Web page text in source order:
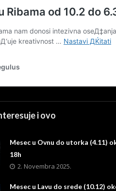
i ovo
Mesec u Ovnu do utorka (4.11)
18h
2. Novembra 2025.
Mesec u Lavu do srede (10.12)